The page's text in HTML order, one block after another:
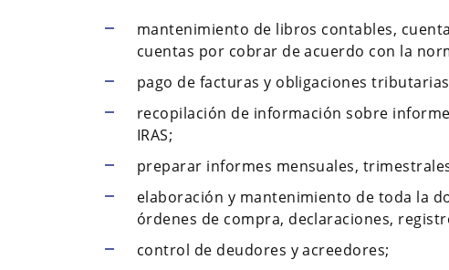
mantenimiento de libros contables,
cuentas por cobrar de acuerdo con la
pago de facturas y obligaciones
recopilación de información sobre
IRAS;
preparar informes mensuales,
elaboración y mantenimiento de toda la
órdenes de compra, declaraciones,
control de deudores y acreedores;